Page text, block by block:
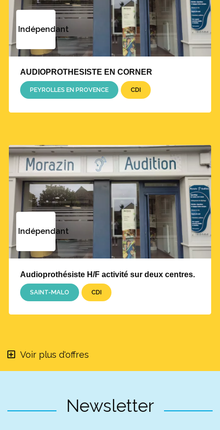
Indépendant
AUDIOPROTHESISTE EN CORNER
PEYROLLES EN PROVENCE CDI
Indépendant
Audioprothésiste H/F activité sur deux centres.
SAINT-MALO CDI
Voir plus d'offres
Newsletter